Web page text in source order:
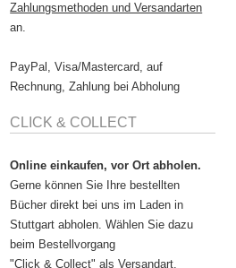
Zahlungsmethoden und Versandarten
an.
PayPal, Visa/Mastercard, auf
Rechnung, Zahlung bei Abholung
CLICK & COLLECT
Online einkaufen, vor Ort abholen.
Gerne können Sie Ihre bestellten
Bücher direkt bei uns im Laden in
Stuttgart abholen. Wählen Sie dazu
beim Bestellvorgang
"Click & Collect" als Versandart.